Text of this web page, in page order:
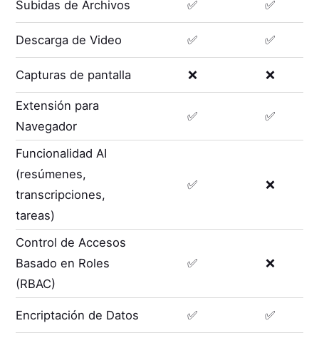
Subidas de Archivos ✅ ✅
Descarga de Video ✅ ✅
Capturas de pantalla ❌ ❌
Extensión para
Navegador
✅ ✅
Funcionalidad AI
(resúmenes,
transcripciones,
tareas)
✅ ❌
Control de Accesos
Basado en Roles
(RBAC)
✅ ❌
Encriptación de Datos ✅ ✅